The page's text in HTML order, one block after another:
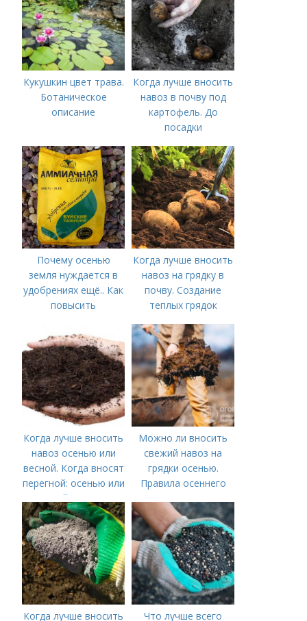
Кукушкин цвет трава.
Ботаническое
описание
Когда лучше вносить
навоз в почву под
картофель. До
посадки
Почему осенью
земля нуждается в
удобрениях ещё.. Как
повысить
осенью
Когда лучше вносить
навоз на грядку в
почву. Создание
теплых грядок
Когда лучше вносить
навоз осенью или
весной. Когда вносят
перегной: осенью или
весной, правила
внесения удобрений
Можно ли вносить
свежий навоз на
грядки осенью.
Правила осеннего
Когда лучше вносить Что лучше всего